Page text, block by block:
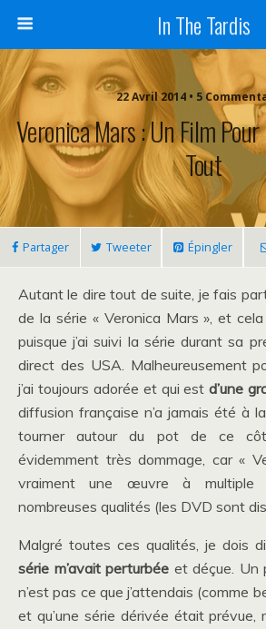
In The Tardis
22 Avril 2014 • 5
Veronica Mars : Un Film
Tout
Partager Tweeter Épingler
Autant le dire tout de suite, je fais
de la série « Veronica Mars », et
puisque j’ai suivi la série durant sa
direct des USA. Malheureusement
j’ai toujours adorée et qui estd’une
diffusion française n’a jamais été à
tourner autour du pot de ce
évidemment très dommage, car «
vraiment une œuvre à
nombreuses qualités (les DVD sont
Malgré toutes ces qualités, je dois
série m’avait perturbée et déçue. Un
n’est pas ce que j’attendais (comme
et qu’une série dérivée était prévue,